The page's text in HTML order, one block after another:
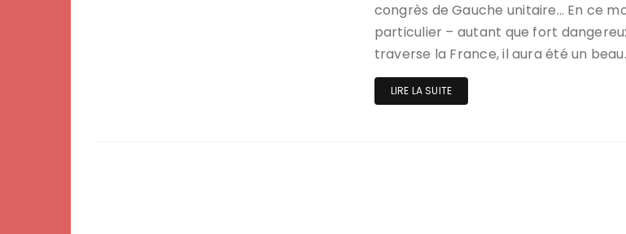
congrès de Gauche unitaire… En ce
particulier – autant que fort
traverse la France, il aura été un
LIRE LA SUITE